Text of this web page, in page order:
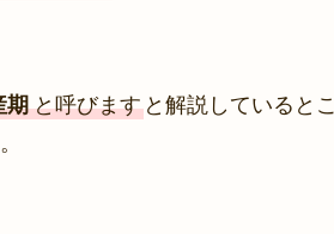
期 と呼びます と解説していると